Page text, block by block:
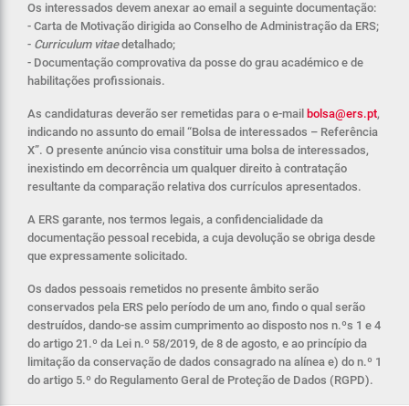
Os interessados devem anexar ao email a seguinte documentação:
- Carta de Motivação dirigida ao Conselho de Administração da ERS;
- Curriculum vitaedetalhado;
- Documentação comprovativa da posse do grau académico e de
habilitações profissionais.
As candidaturas deverão ser remetidas para o e-mail bolsa@ers.pt,
indicando no assunto do email “Bolsa de interessados – Referência
X”. O presente anúncio visa constituir uma bolsa de interessados,
inexistindo em decorrência um qualquer direito à contratação
resultante da comparação relativa dos currículos apresentados.
A ERS garante, nos termos legais, a confidencialidade da
documentação pessoal recebida, a cuja devolução se obriga desde
que expressamente solicitado.
Os dados pessoais remetidos no presente âmbito serão
conservados pela ERS pelo período de um ano, findo o qual serão
destruídos, dando-se assim cumprimento ao disposto nos n.ºs 1 e 4
do artigo 21.º da Lei n.º 58/2019, de 8 de agosto, e ao princípio da
limitação da conservação de dados consagrado na alínea e) do n.º 1
do artigo 5.º do Regulamento Geral de Proteção de Dados (RGPD).